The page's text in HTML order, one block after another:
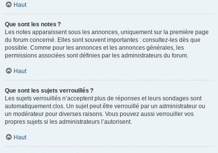
Haut
Que sont les notes ?
Les notes apparaissent sous les annonces, uniquement sur la première page
du forum concerné. Elles sont souvent importantes : consultez-les dès que
possible. Comme pour les annonces et les annonces générales, les
permissions associées sont définies par les administrateurs du forum.
Haut
Que sont les sujets verrouillés ?
Les sujets verrouillés n’acceptent plus de réponses et leurs sondages sont
automatiquement clos. Un sujet peut être verrouillé par un administrateur ou
un modérateur pour diverses raisons. Vous pouvez aussi verrouiller vos
propres sujets si les administrateurs l’autorisent.
Haut